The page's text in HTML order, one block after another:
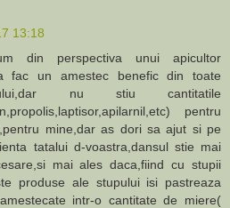
13:18
din perspectiva unui apicultor
fac un amestec benefic din toate
nu stiu cantitatile
pentru
mine,dar as dori sa ajut si pe
tatalui d-voastra,dansul stie mai
mai ales daca,fiind cu stupii
produse ale stupului isi pastreaza
intr-o cantitate de miere(